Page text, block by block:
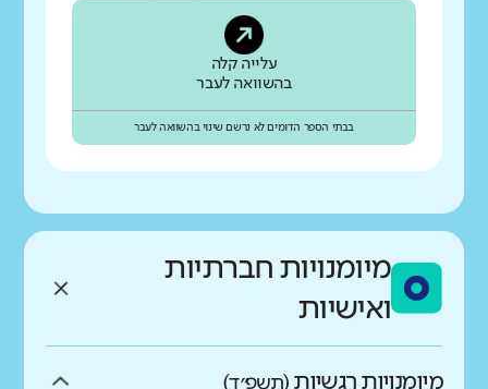
עלייה קלה
בהשוואה לעבר
בבתי הספר הדומים לא נרשם שינוי בהשוואה לעבר
מיומנויות חברתיות
ואישיות
מיומנויות רגשיות (תשפ״ד)